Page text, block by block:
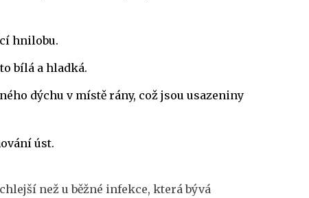
hnilobu.
bílá a hladká.
dýchu v místě rány, což jsou usazeniny
úst.
než u běžné infekce, která bývá